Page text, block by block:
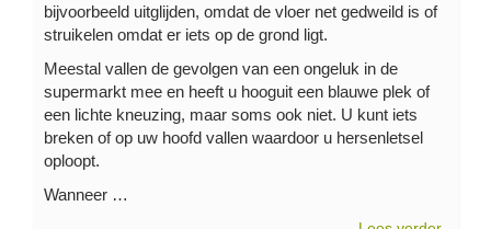
bijvoorbeeld uitglijden, omdat de vloer net gedweild is of
struikelen omdat er iets op de grond ligt.
Meestal vallen de gevolgen van een ongeluk in de
supermarkt mee en heeft u hooguit een blauwe plek of
een lichte kneuzing, maar soms ook niet. U kunt iets
breken of op uw hoofd vallen waardoor u hersenletsel
oploopt.
Wanneer …